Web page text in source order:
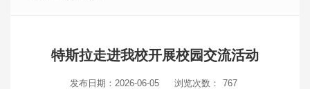
特斯拉走进我校开展校园交流活动
发布日期：2026-06-05 浏览次数： 767